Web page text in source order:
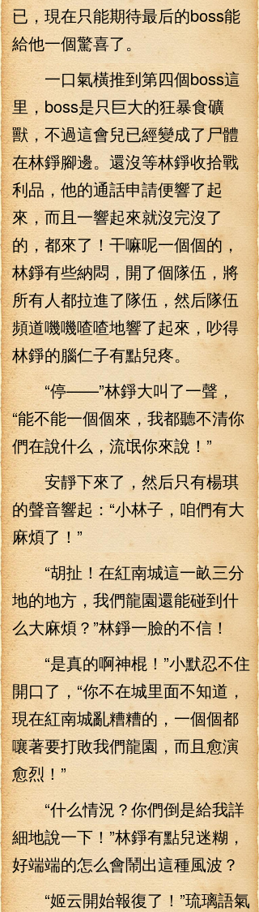
已，現在只能期待最后的boss能
給他一個驚喜了。
一口氣橫推到第四個boss這
里，boss是只巨大的狂暴食礦
獸，不過這會兒已經變成了尸體
在林錚腳邊。還沒等林錚收拾戰
利品，他的通話申請便響了起
來，而且一響起來就沒完沒了
的，都來了！干嘛呢一個個的，
林錚有些納悶，開了個隊伍，將
所有人都拉進了隊伍，然后隊伍
頻道嘰嘰喳喳地響了起來，吵得
林錚的腦仁子有點兒疼。
“停——”林錚大叫了一聲，
“能不能一個個來，我都聽不清你
們在說什么，流氓你來說！”
安靜下來了，然后只有楊琪
的聲音響起：“小林子，咱們有大
麻煩了！”
“胡扯！在紅南城這一畝三分
地的地方，我們龍園還能碰到什
么大麻煩？”林錚一臉的不信！
“是真的啊神棍！”小默忍不住
開口了，“你不在城里面不知道，
現在紅南城亂糟糟的，一個個都
嚷著要打敗我們龍園，而且愈演
愈烈！”
“什么情況？你們倒是給我詳
細地說一下！”林錚有點兒迷糊，
好端端的怎么會鬧出這種風波？
“姬云開始報復了！”琉璃語氣